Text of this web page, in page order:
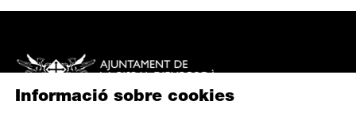
Informació sobre cookies